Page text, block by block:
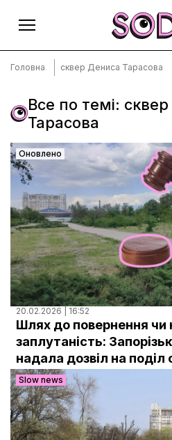
Головна
Тексти
Спецпроєкти
Slow news
Місто
Про нас
Редакційна політика
Правила використання
Документи
Головна сквер Дениса Тарасова
Все по темі:
Тарасова
Оновлено
20.02.2026 | 16:52
Шлях до повернення чи
заплутаність:
надала дозвіл на поділ
Slow news